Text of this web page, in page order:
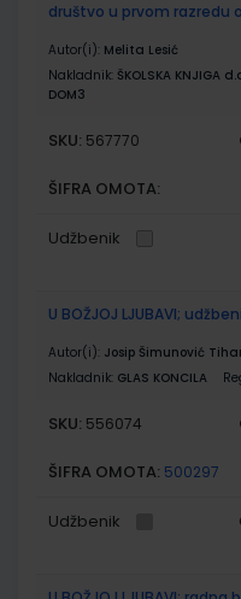
društvo u prvom razredu
Autor(i): Melita Lesić
Nakladnik: ŠKOLSKA KNJIGA
DOM3
SKU: 567770
ŠIFRA OMOTA:
Udžbenik
U BOŽJOJ LJUBAVI;
Autor(i): Josip Šimunović
Nakladnik: GLAS KONCILA
SKU: 556074
ŠIFRA OMOTA: 500297
Udžbenik